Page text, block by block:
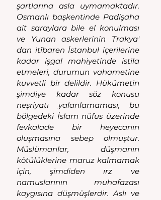
şartlarına asla uymamaktadır.
Osmanlı başkentinde Padişaha
ait saraylara bile el konulması
ve Yunan askerlerinin Trakya'
dan itîbaren İstanbul içerilerine
kadar işgal mahiyetinde istila
etmeleri, durumun vahametine
kuvvetli bir delildir. Hükümetin
şimdiye kadar söz konusu
neşriyatı yalanlamaması, bu
bölgedeki İslam nüfus üzerinde
fevkalade bir heyecanın
oluşmasına sebep olmuştur.
Müslümanlar, düşmanın
kötülüklerine maruz kalmamak
için, şimdiden ırz ve
namuslarının muhafazası
kaygısına düşmüşlerdir. Aslı ve